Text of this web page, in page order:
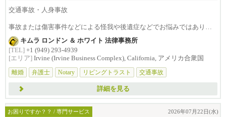
交通事故・人身事故
事故または傷害事件などによる怪我や後遺症などでお悩みではありま
せんか？損害賠償は治療費...
キムラ ロンドン ＆ ホワイト 法律事務所
[TEL] +1 (949) 293-4939
[エリア] Irvine (Irvine Business Complex), California, アメリカ合衆国
離婚
弁護士 Notary リビングトラスト 交通事故
詳細を見る
お困りですか？？ / 専門サービス 2026年07月22日(水)